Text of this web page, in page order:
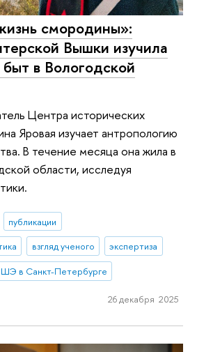
смородины»:
Вышки изучила
в Вологодской
Центра исторических
Яровая изучает антропологию
В течение месяца она жила в
области, исследуя
публикации
взгляд ученого
экспертиза
в Санкт-Петербурге
26 декабря 2025